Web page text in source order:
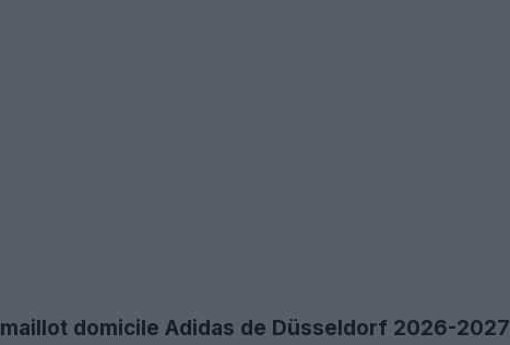
maillot domicile Adidas de Düsseldorf 2026-2027